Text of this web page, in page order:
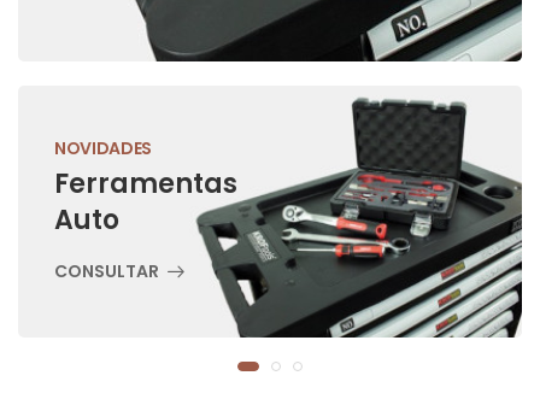
NOVIDADES
Ferramentas
Auto
CONSULTAR